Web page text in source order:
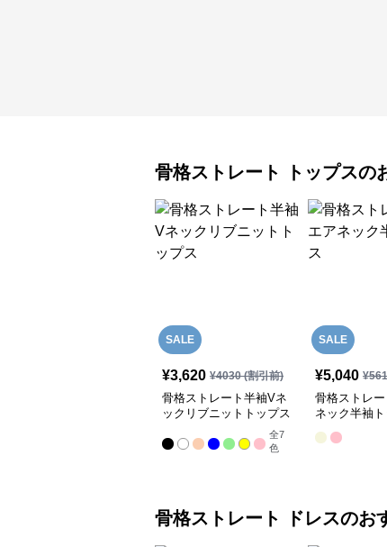
骨格ストレート トップスの
SALE
¥3,620 ¥4030(割引前)
骨格ストレート半袖Vネ
ックリブニットトップス
全7
色
SALE
¥5,040 ¥
骨格ストレ
ネック半袖
骨格ストレート ドレスのお